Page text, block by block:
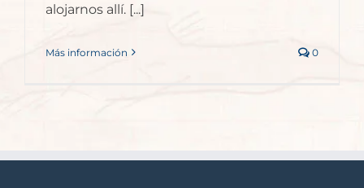
alojarnos allí. [...]
Más información 0